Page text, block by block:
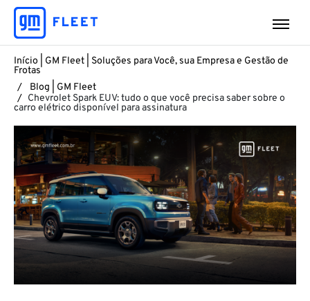
Início | GM Fleet | Soluções para Você, sua Empresa e Gestão de
Frotas
Blog | GM Fleet
Chevrolet Spark EUV: tudo o que você precisa saber sobre o
carro elétrico disponível para assinatura